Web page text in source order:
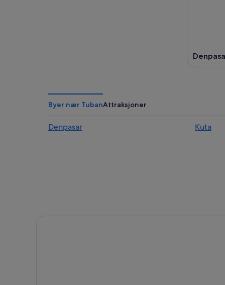
Byer nær TubanAttraksjoner
Denpasar Kuta